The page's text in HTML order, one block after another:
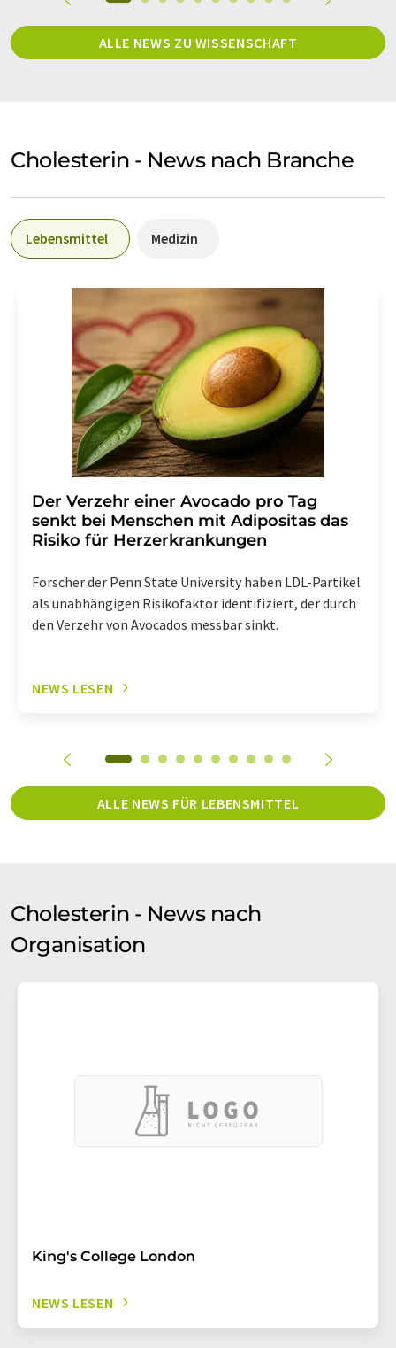
ALLE NEWS ZU WISSENSCHAFT
Cholesterin - News nach Branche
Lebensmittel Medizin
Der Verzehr einer Avocado pro Tag
senkt bei Menschen mit Adipositas das
Risiko für Herzerkrankungen
Forscher der Penn State University haben LDL-Partikel
als unabhängigen Risikofaktor identifiziert, der durch
den Verzehr von Avocados messbar sinkt.
NEWS LESEN
ALLE NEWS FÜR LEBENSMITTEL
Cholesterin - News nach
Organisation
King's College London
NEWS LESEN